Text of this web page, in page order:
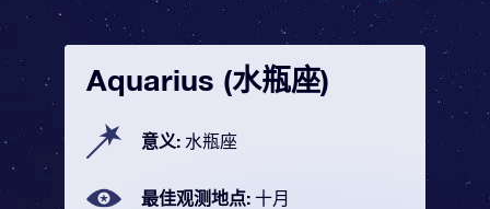
Aquarius (水瓶座)
意义: 水瓶座
最佳观测地点: 十月